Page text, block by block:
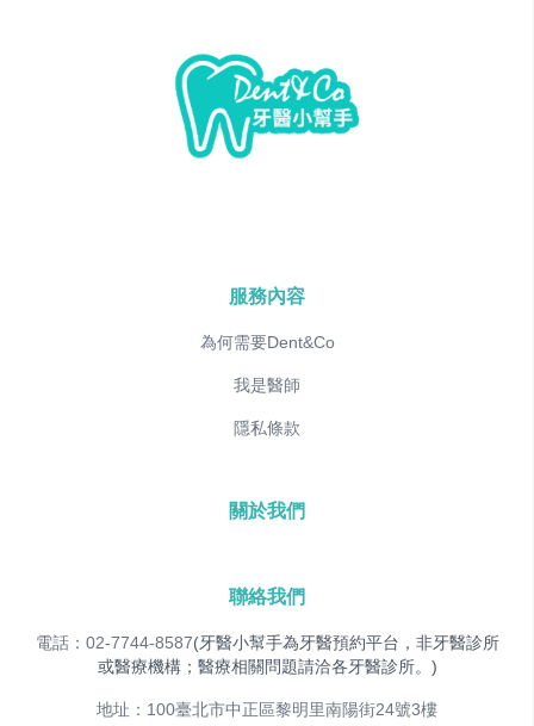
服務內容
為何需要Dent&Co
我是醫師
隱私條款
關於我們
聯絡我們
電話：02-7744-8587(牙醫小幫手為牙醫預約平台，非牙醫診所
或醫療機構；醫療相關問題請洽各牙醫診所。)
地址：100臺北市中正區黎明里南陽街24號3樓